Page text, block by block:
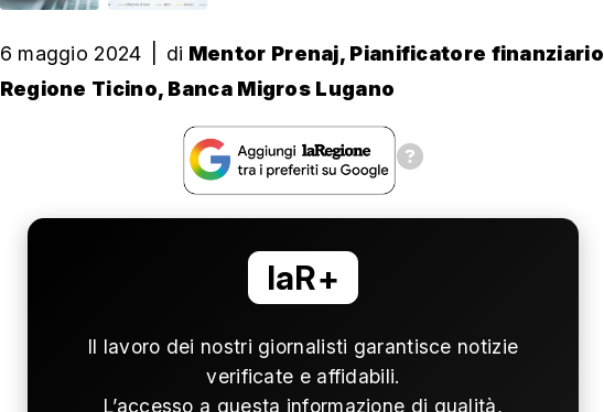
6 maggio 2024 di Mentor Prenaj, Pianificatore finanziario
Regione Ticino, Banca Migros Lugano
laR+
Il lavoro dei nostri giornalisti garantisce notizie
verificate e affidabili.
L’accesso a questa informazione di qualità,